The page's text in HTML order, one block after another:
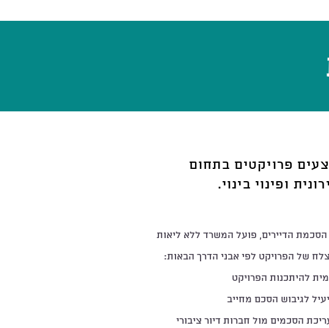
פרויקטים בתחום
ופינוי בינוי.
הדיירים, פועל המשרד ללא ליאות
של הפרויקט לפי אבני הדרך הבאות:
להיתכנות הפרויקט
לגיבוש הסכם מחייב
הסכמים מול חברות דיור ציבורי